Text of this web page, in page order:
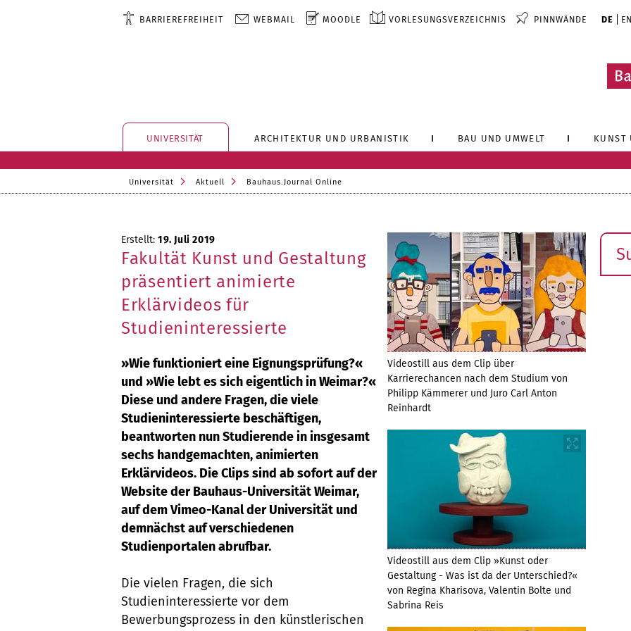
BARRIEREFREIHEIT WEBMAIL MOODLE VORLESUNGSVERZEICHNIS PINNWÄNDE DE EN
UNIVERSITÄT ARCHITEKTUR UND URBANISTIK BAU UND UMWELT KUNST
Universität Aktuell Bauhaus.Journal Online
Videostill aus dem Clip über
Karrierechancen nach dem Studium von
Philipp Kämmerer und Juro Carl Anton
Reinhardt
Videostill aus dem Clip »Kunst oder
Gestaltung - Was ist da der Unterschied?«
von Regina Kharisova, Valentin Bolte und
Sabrina Reis
Erstellt: 19. Juli 2019
Fakultät Kunst und Gestaltung
präsentiert animierte
Erklärvideos für
Studieninteressierte
»Wie funktioniert eine Eignungsprüfung?«
und »Wie lebt es sich eigentlich in Weimar?«
Diese und andere Fragen, die viele
Studieninteressierte beschäftigen,
beantworten nun Studierende in insgesamt
sechs handgemachten, animierten
Erklärvideos. Die Clips sind ab sofort auf der
Website der Bauhaus-Universität Weimar,
auf dem Vimeo-Kanal der Universität und
demnächst auf verschiedenen
Studienportalen abrufbar.
Die vielen Fragen, die sich
Studieninteressierte vor dem
Bewerbungsprozess in den künstlerischen
Suche